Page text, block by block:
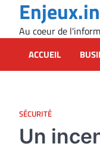
contentAu coeur de
ACCUEIL
SÉCURITÉ
Un